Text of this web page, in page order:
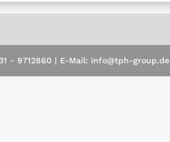
- 9712860 | E-Mail: info@tph-group.de